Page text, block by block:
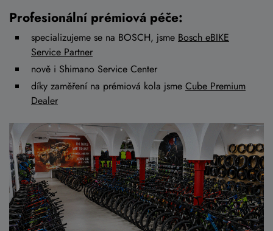
Profesionální prémiová péče:
specializujeme se na BOSCH, jsme Bosch eBIKE
Service Partner
nově i Shimano Service Center
díky zaměření na prémiová kola jsme Cube Premium
Dealer